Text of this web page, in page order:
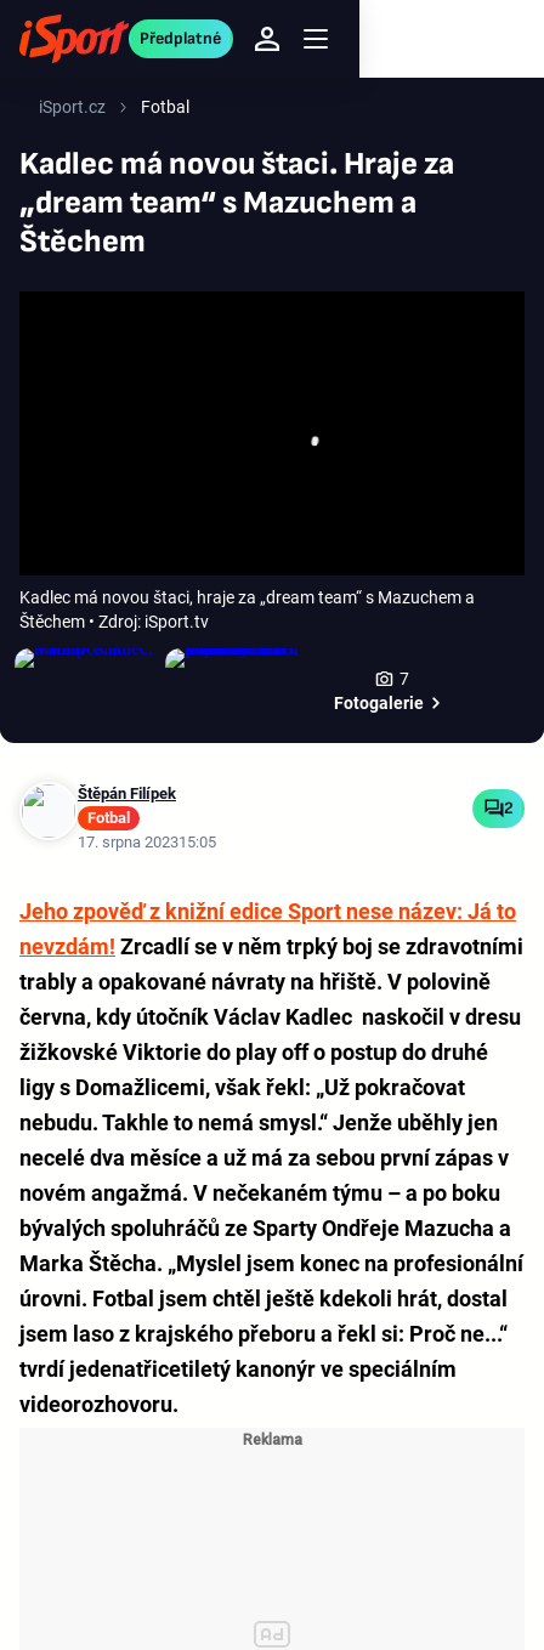
Předplatné
iSport.cz Fotbal
Kadlec má novou štaci. Hraje za
„dream team“ s Mazuchem a
Štěchem
Kadlec má novou štaci, hraje za „dream team“ s Mazuchem a
Štěchem • Zdroj: iSport.tv
7
Fotogalerie
Štěpán Filípek
Fotbal
17. srpna 202315:05
2
Jeho zpověď z knižní edice Sport nese název: Já to
nevzdám! Zrcadlí se v něm trpký boj se zdravotními
trably a opakované návraty na hřiště. V polovině
června, kdy útočník Václav Kadlec naskočil v dresu
žižkovské Viktorie do play off o postup do druhé
ligy s Domažlicemi, však řekl: „Už pokračovat
nebudu. Takhle to nemá smysl.“ Jenže uběhly jen
necelé dva měsíce a už má za sebou první zápas v
novém angažmá. V nečekaném týmu – a po boku
bývalých spoluhráčů ze Sparty Ondřeje Mazucha a
Marka Štěcha. „Myslel jsem konec na profesionální
úrovni. Fotbal jsem chtěl ještě kdekoli hrát, dostal
jsem laso z krajského přeboru a řekl si: Proč ne...“
tvrdí jedenatřicetiletý kanonýr ve speciálním
videorozhovoru.